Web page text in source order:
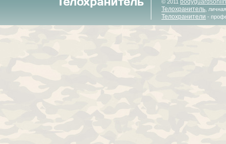
© 2011
Телохранитель ,
Телохранители -